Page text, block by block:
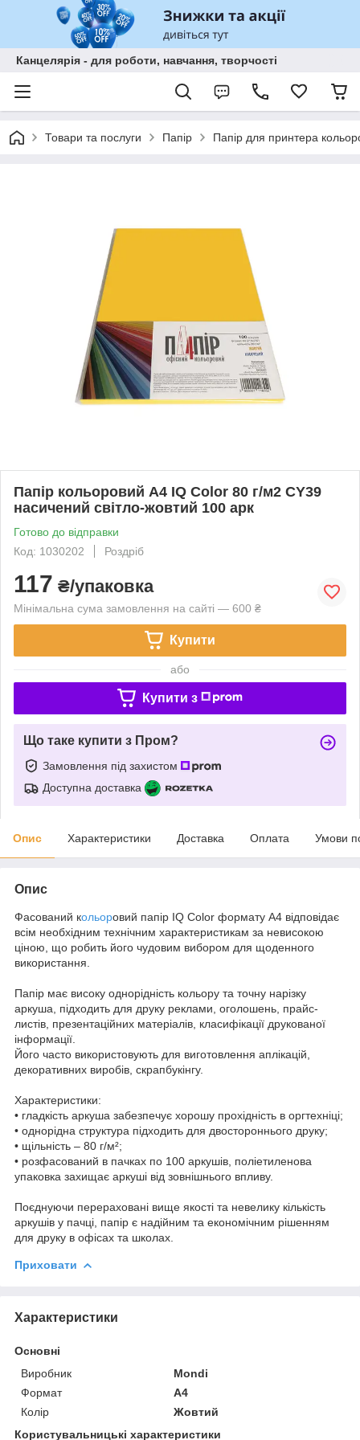
Канцелярія - для роботи, навчання, творчості
Товари та послуги Папір Папір для принтера
Папір кольоровий А4 IQ Color 80 г/м2 CY39
насичений світло-жовтий 100 арк
Готово до відправки
Код: 1030202
Роздріб
117 ₴/упаковка
Мінімальна сума замовлення на сайті — 600 ₴
Купити
або
Купити з
Що таке купити з Пром?
Замовлення під захистом
Доступна доставка
Опис Характеристики Доставка Оплата Умови
Опис
Фасований кольоровий папір IQ Color формату А4 відповідає
всім необхідним технічним характеристикам за невисокою
ціною, що робить його чудовим вибором для щоденного
використання.
Папір має високу однорідність кольору та точну нарізку
аркуша, підходить для друку реклами, оголошень, прайс-
листів, презентаційних матеріалів, класифікації друкованої
інформації.
Його часто використовують для виготовлення аплікацій,
декоративних виробів, скрапбукінгу.
Характеристики:
• гладкість аркуша забезпечує хорошу прохідність в оргтехніці;
• однорідна структура підходить для двостороннього друку;
• щільність – 80 г/м²;
• розфасований в пачках по 100 аркушів, поліетиленова
упаковка захищає аркуші від зовнішнього впливу.
Поєднуючи перераховані вище якості та невелику кількість
аркушів у пачці, папір є надійним та економічним рішенням
для друку в офісах та школах.
Приховати
Характеристики
Основні
Виробник
Mondi
Формат
A4
Колір
Жовтий
Користувальницькі характеристики